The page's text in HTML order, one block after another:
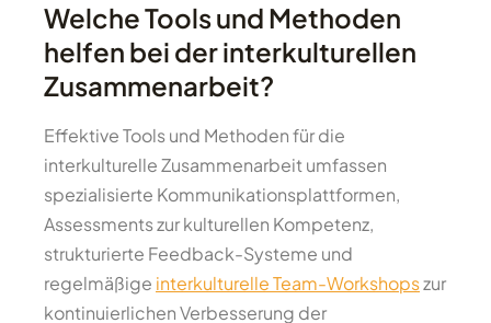
Welche Tools und Methoden
helfen bei der interkulturellen
Zusammenarbeit?
Effektive Tools und Methoden für die
interkulturelle Zusammenarbeit umfassen
spezialisierte Kommunikationsplattformen,
Assessments zur kulturellen Kompetenz,
strukturierte Feedback-Systeme und
regelmäßige interkulturelle Team-Workshopszur
kontinuierlichen Verbesserung der